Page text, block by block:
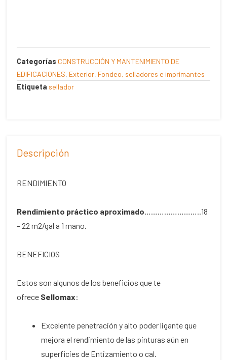
Categorías CONSTRUCCIÓN Y MANTENIMIENTO DE
EDIFICACIONES, Exterior, Fondeo, selladores e imprimantes
Etiqueta sellador
Descripción
RENDIMIENTO
Rendimiento práctico aproximado……………………..18
– 22 m2/gal a 1 mano.
BENEFICIOS
Estos son algunos de los beneficios que te
ofrece Sellomax:
Excelente penetración y alto poder ligante que
mejora el rendimiento de las pinturas aún en
superficies de Entizamiento o cal.